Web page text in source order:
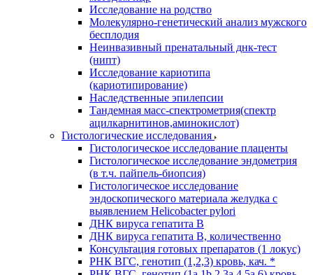
Исследование на родство
Молекулярно-генетический анализ мужского
бесплодия
Неинвазивный пренатальный днк-тест
(нипт)
Исследование кариотипа
(кариотипирование)
Наследственные эпилепсии
Тандемная масс-спектрометрия(спектр
ацилкарнитинов,аминокислот)
Гистологические исследования
Гистологическое исследование плаценты
Гистологическое исследование эндометрия
(в т.ч. пайпель-биопсия)
Гистологическое исследование
эндоскопического материала желудка с
выявлением Helicobacter pylori
ДНК вируса гепатита B
ДНК вируса гепатита B, количественно
Консультация готовых препаратов (1 локус)
РНК ВГC, генотип (1,2,3) кровь, кач. *